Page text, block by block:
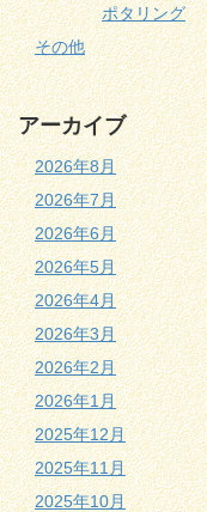
ポタリング
その他
アーカイブ
2026年8月
2026年7月
2026年6月
2026年5月
2026年4月
2026年3月
2026年2月
2026年1月
2025年12月
2025年11月
2025年10月